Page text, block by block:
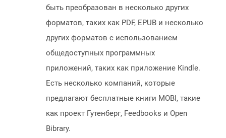
быть преобразован в несколько других
форматов, таких как PDF, EPUB и несколько
других форматов с использованием
общедоступных программных
приложений, таких как приложение Kindle.
Есть несколько компаний, которые
предлагают бесплатные книги MOBI, такие
как проект Гутенберг, Feedbooks и Open
Bibrary.